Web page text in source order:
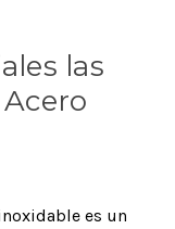
las
es un